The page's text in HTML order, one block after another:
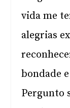
vida me
alegrias
bondade
Pergunto